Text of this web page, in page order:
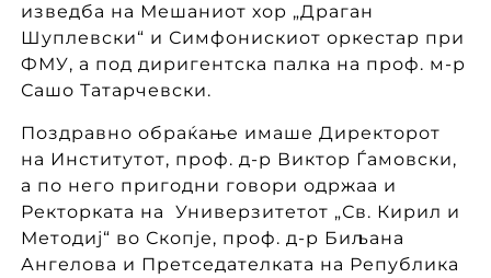
изведба на Мешаниот хор „Драган
Шуплевски“ и Симфонискиот оркестар при
ФМУ, а под диригентска палка на проф. м-р
Сашо Татарчевски.
Поздравно обраќање имаше Директорот
на Институтот, проф. д-р Виктор Ѓамовски,
а по него пригодни говори одржаа и
Ректорката на Универзитетот „Св. Кирил и
Методиј“ во Скопје, проф. д-р Биљана
Ангелова и Претседателката на Република